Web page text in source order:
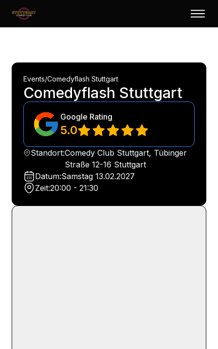
Events/Comedyflash Stuttgart
Comedyflash Stuttgart
Google Rating
5.0
Standort:Comedy Club Stuttgart, Tübinger
Straße 12-16 Stuttgart
Datum:Samstag 13.02.2027
Zeit:20:00 - 21:30